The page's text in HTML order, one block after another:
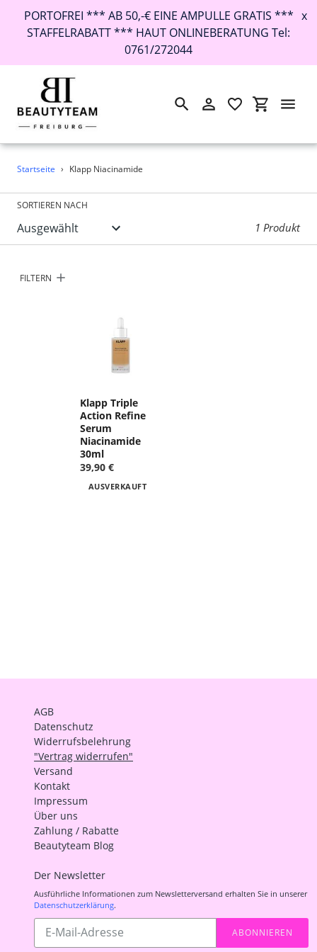
Direkt
Inhalt
PORTOFREI *** AB 50,-€ EINE AMPULLE GRATIS ***
STAFFELRABATT *** HAUT ONLINEBERATUNG Tel:
0761/272044
x
SuchenEinloggen
Startseite › Klapp Niacinamide
SORTIEREN NACH
1 Produkt
FILTERN
Klapp Triple
Action Refine
Serum
Niacinamide
30ml
39,90 €
AUSVERKAUFT
AGB
Datenschutz
Widerrufsbelehrung
"Vertrag widerrufen"
Versand
Kontakt
Impressum
Über uns
Zahlung / Rabatte
Beautyteam Blog
Der Newsletter
Ausführliche Informationen zum Newsletterversand erhalten Sie in unserer
Datenschutzerklärung.
Abonnieren
unsere
ABONNIEREN